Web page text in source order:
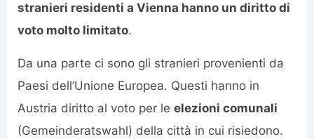
stranieri residenti a Vienna hanno un diritto di
voto molto limitato.
Da una parte ci sono gli stranieri provenienti da
Paesi dell’Unione Europea. Questi hanno in
Austria diritto al voto per le elezioni comunali
(Gemeinderatswahl) della città in cui risiedono.